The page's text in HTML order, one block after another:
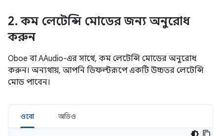
2. কম লেটেন্সি মোডের জন্য অনুরোধ
করুন
Oboe বা AAudio-এর সাথে, কম লেটেন্সি মোডের অনুরোধ
করুন। অন্যথায়, আপনি ডিফল্টরূপে একটি উচ্চতর লেটেন্সি
মোড পাবেন।
ওবো অডিও